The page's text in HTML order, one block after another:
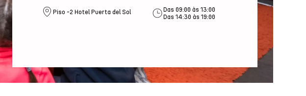
Piso -2 Hotel Puerta del Sol
Das 09:00 às 13:00
Das 14:30 às 19:00